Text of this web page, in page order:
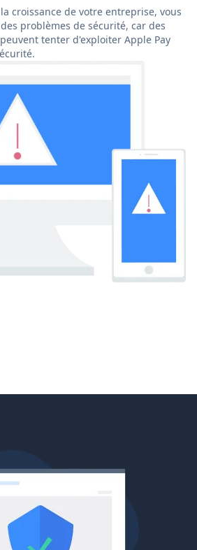
croissance de votre entreprise, vous
problèmes de sécurité, car des
tenter d'exploiter Apple Pay